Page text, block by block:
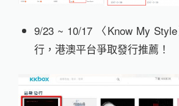
9/23 ~ 10/17 〈Know My
行，港澳平台爭取發行推薦！